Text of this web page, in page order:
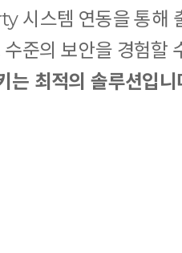
시스템 연동을 통해
준의 보안을 경험할
는 최적의 솔루션입니